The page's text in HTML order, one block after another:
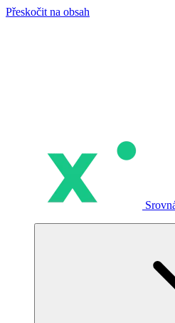
Přeskočit na obsah